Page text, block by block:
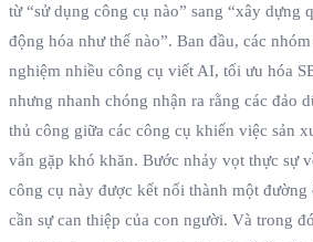
từ “sử dụng công cụ nào” sang “xây dựng
động hóa như thế nào”. Ban đầu, các
nghiệm nhiều công cụ viết AI, tối ưu hóa
nhưng nhanh chóng nhận ra rằng các đảo
thủ công giữa các công cụ khiến việc sản
vẫn gặp khó khăn. Bước nhảy vọt thực sự
công cụ này được kết nối thành một
cần sự can thiệp của con người. Và trong